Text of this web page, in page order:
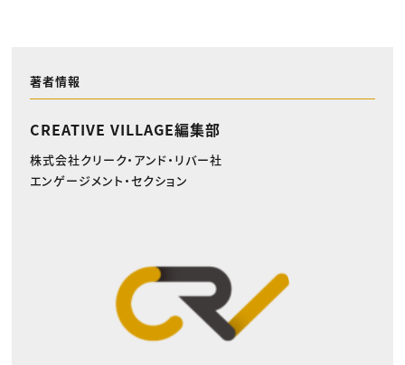
著者情報
CREATIVE VILLAGE編集部
株式会社クリーク・アンド・リバー社
エンゲージメント・セクション